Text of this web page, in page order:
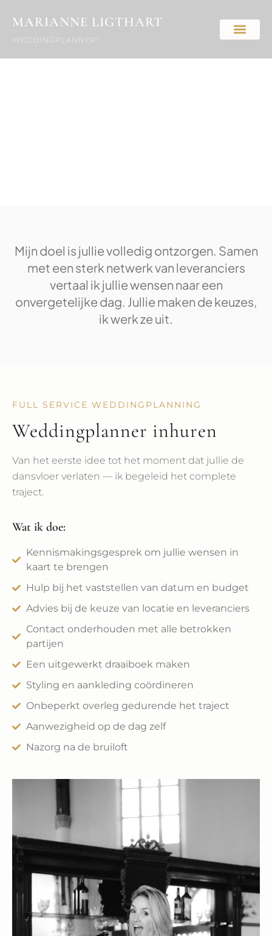
MARIANNE LIGTHART
WEDDINGPLANNER!
Mijn doel is jullie volledig ontzorgen. Samen
met een sterk netwerk van leveranciers
vertaal ik jullie wensen naar een
onvergetelijke dag. Jullie maken de keuzes,
ik werk ze uit.
FULL SERVICE WEDDINGPLANNING
Weddingplanner inhuren
Van het eerste idee tot het moment dat jullie de
dansvloer verlaten — ik begeleid het complete
traject.
Wat ik doe:
Kennismakingsgesprek om jullie wensen in
kaart te brengen
Hulp bij het vaststellen van datum en budget
Advies bij de keuze van locatie en leveranciers
Contact onderhouden met alle betrokken
partijen
Een uitgewerkt draaiboek maken
Styling en aankleding coördineren
Onbeperkt overleg gedurende het traject
Aanwezigheid op de dag zelf
Nazorg na de bruiloft